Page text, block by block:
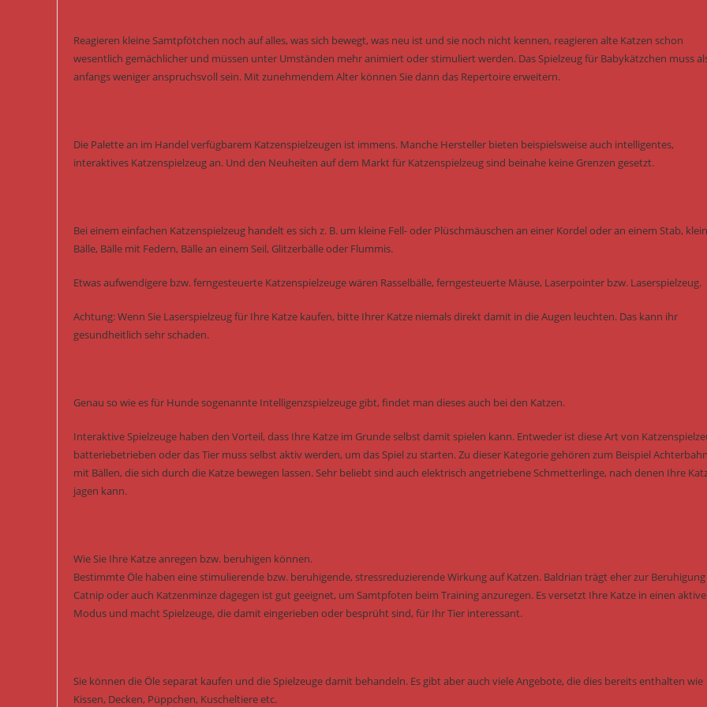
Reagieren kleine Samtpfötchen noch auf alles, was sich bewegt, was neu ist und sie noch nicht kennen, reagieren alte Katzen schon
wesentlich gemächlicher und müssen unter Umständen mehr animiert oder stimuliert werden. Das Spielzeug für Babykätzchen muss
anfangs weniger anspruchsvoll sein. Mit zunehmendem Alter können Sie dann das Repertoire erweitern.
Die Palette an im Handel verfügbarem Katzenspielzeugen ist immens. Manche Hersteller bieten beispielsweise auch intelligentes,
interaktives Katzenspielzeug an. Und den Neuheiten auf dem Markt für Katzenspielzeug sind beinahe keine Grenzen gesetzt.
Bei einem einfachen Katzenspielzeug handelt es sich z. B. um kleine Fell- oder Plüschmäuschen an einer Kordel oder an einem Stab,
Bälle, Bälle mit Federn, Bälle an einem Seil, Glitzerbälle oder Flummis.
Etwas aufwendigere bzw. ferngesteuerte Katzenspielzeuge wären Rasselbälle, ferngesteuerte Mäuse, Laserpointer bzw. Laserspielzeug.
Achtung: Wenn Sie Laserspielzeug für Ihre Katze kaufen, bitte Ihrer Katze niemals direkt damit in die Augen leuchten. Das kann ihr
gesundheitlich sehr schaden.
Genau so wie es für Hunde sogenannte Intelligenzspielzeuge gibt, findet man dieses auch bei den Katzen.
Interaktive Spielzeuge haben den Vorteil, dass Ihre Katze im Grunde selbst damit spielen kann. Entweder ist diese Art von
batteriebetrieben oder das Tier muss selbst aktiv werden, um das Spiel zu starten. Zu dieser Kategorie gehören zum Beispiel
mit Bällen, die sich durch die Katze bewegen lassen. Sehr beliebt sind auch elektrisch angetriebene Schmetterlinge, nach denen Ihre
jagen kann.
Wie Sie Ihre Katze anregen bzw. beruhigen können.
Bestimmte Öle haben eine stimulierende bzw. beruhigende, stressreduzierende Wirkung auf Katzen. Baldrian trägt eher zur
Catnip oder auch Katzenminze dagegen ist gut geeignet, um Samtpfoten beim Training anzuregen. Es versetzt Ihre Katze in einen
Modus und macht Spielzeuge, die damit eingerieben oder besprüht sind, für Ihr Tier interessant.
Sie können die Öle separat kaufen und die Spielzeuge damit behandeln. Es gibt aber auch viele Angebote, die dies bereits enthalten wie
Kissen, Decken, Püppchen, Kuscheltiere etc.